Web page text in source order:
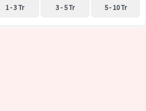
1 - 3 Tr 3 - 5 Tr 5 - 10 Tr